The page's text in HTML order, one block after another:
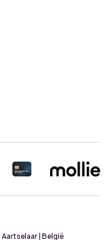
| België